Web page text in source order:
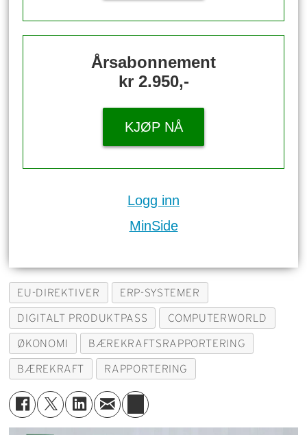
Årsabonnement
kr 2.950,-
KJØP NÅ
Logg inn
MinSide
EU-DIREKTIVER ERP-SYSTEMER
DIGITALT PRODUKTPASS COMPUTERWORLD
ØKONOMI BÆREKRAFTSRAPPORTERING
BÆREKRAFT RAPPORTERING